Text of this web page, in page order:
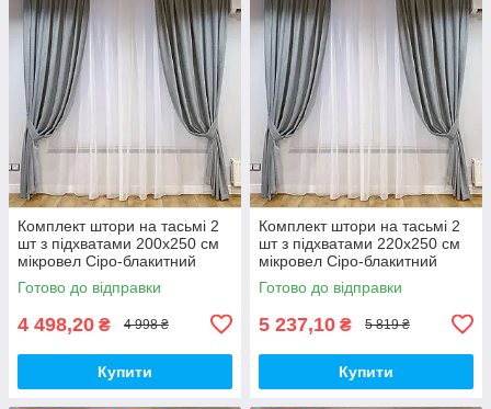
Комплект штори на тасьмі 2
шт з підхватами 200х250 см
мікровел Сіро-блакитний
вуаль 300 см Білий
Готово до відправки
4 498,20 ₴ 4 998 ₴
Купити
Комплект штори на тасьмі 2
шт з підхватами 220х250 см
мікровел Сіро-блакитний
вуаль 400 см Білий
Готово до відправки
5 237,10 ₴ 5 819 ₴
Купити